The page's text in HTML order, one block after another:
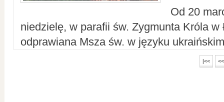
Od 20
niedzielę, w parafii św. Zygmunta Króla w
odprawiana Msza św. w języku
|<< <<